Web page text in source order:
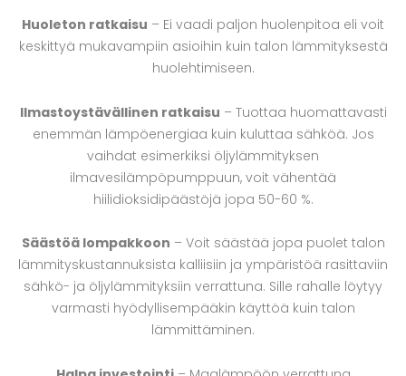
Huoleton ratkaisu – Ei vaadi paljon huolenpitoa eli voit
keskittyä mukavampiin asioihin kuin talon lämmityksestä
huolehtimiseen.
Ilmastoystävällinen ratkaisu – Tuottaa huomattavasti
enemmän lämpöenergiaa kuin kuluttaa sähköä. Jos
vaihdat esimerkiksi öljylämmityksen
ilmavesilämpöpumppuun, voit vähentää
hiilidioksidipäästöjä jopa 50-60 %.
Säästöä lompakkoon – Voit säästää jopa puolet talon
lämmityskustannuksista kalliisiin ja ympäristöä rasittaviin
sähkö- ja öljylämmityksiin verrattuna. Sille rahalle löytyy
varmasti hyödyllisempääkin käyttöä kuin talon
lämmittäminen.